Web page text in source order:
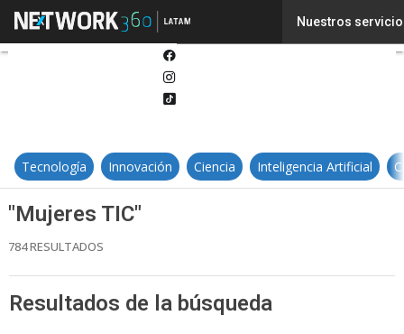
Nuestros
Tecnología Innovación Ciencia Inteligencia Artificial
"Mujeres TIC"
784 RESULTADOS
Resultados de la búsqueda